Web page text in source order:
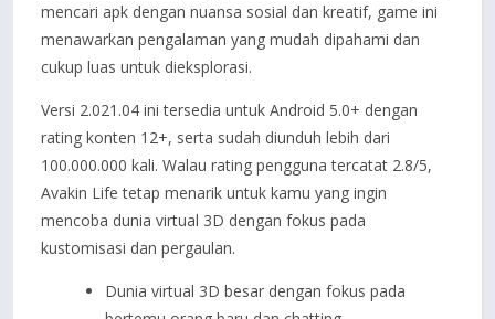
mencari apk dengan nuansa sosial dan kreatif, game ini
menawarkan pengalaman yang mudah dipahami dan
cukup luas untuk dieksplorasi.
Versi 2.021.04 ini tersedia untuk Android 5.0+ dengan
rating konten 12+, serta sudah diunduh lebih dari
100.000.000 kali. Walau rating pengguna tercatat 2.8/5,
Avakin Life tetap menarik untuk kamu yang ingin
mencoba dunia virtual 3D dengan fokus pada
kustomisasi dan pergaulan.
Dunia virtual 3D besar dengan fokus pada